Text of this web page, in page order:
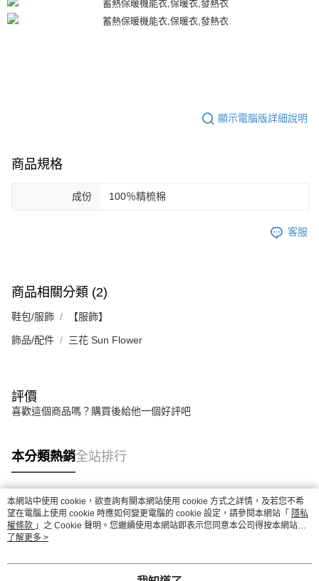
顯示電腦版詳細說明
商品規格
成份 100％精梳棉
客服
商品相關分類 (2)
鞋包/服飾 【服飾】
飾品/配件 三花 Sun Flower
評價
喜歡這個商品嗎？購買後給他一個好評吧
本分類熱銷全站排行
熱門標籤
本網站中使用 cookie，欲查詢有關本網站使用 cookie 方式之詳情，及若您不希
望在電腦上使用 cookie 時應如何變更電腦的 cookie 設定，請參閱本網站「 隱私
權條款 」之 Cookie 聲明。您繼續使用本網站即表示您同意本公司得按本網站使
用條款之 Cookie 聲明使用 cookie。
了解更多 >